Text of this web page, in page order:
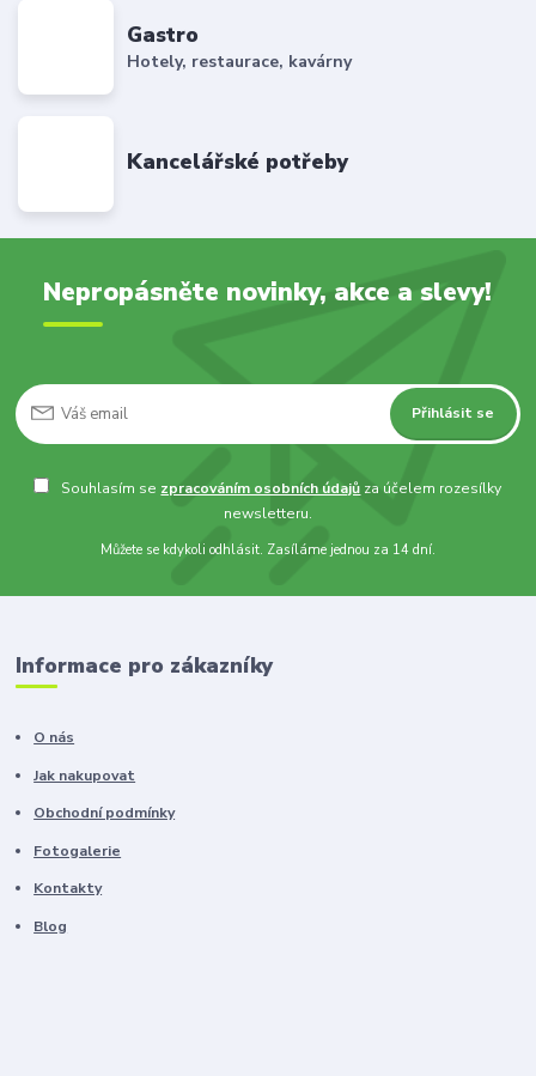
Gastro
Hotely, restaurace, kavárny
Kancelářské potřeby
Nepropásněte novinky, akce a slevy!
Přihlásit se
Souhlasím se zpracováním osobních údajů za účelem rozesílky
newsletteru.
Můžete se kdykoli odhlásit. Zasíláme jednou za 14 dní.
Informace pro zákazníky
O nás
Jak nakupovat
Obchodní podmínky
Fotogalerie
Kontakty
Blog